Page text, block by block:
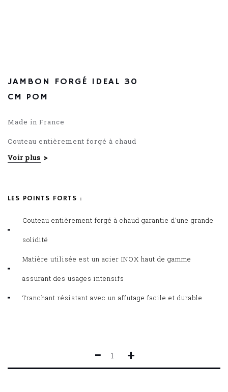
JAMBON FORGÉ IDEAL 30
CM POM
Made in France
Couteau entièrement forgé à chaud
Manche riveté en POM
Voir plus
LES POINTS FORTS :
Couteau entièrement forgé à chaud garantie d’une grande
solidité
Matière utilisée est un acier INOX haut de gamme
assurant des usages intensifs
Tranchant résistant avec un affutage facile et durable
QUANTITÉ
DE
− +